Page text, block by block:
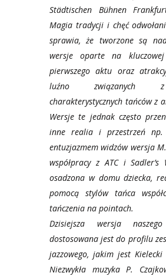
Städtischen Bühnen
Magia tradycji i chęć
sprawia, że tworzone są
wersje oparte na
pierwszego aktu oraz
luźno związanych
charakterystycznych tańców z
Wersje te jednak często
inne realia i przestrzeń
entuzjazmem widzów wersja
współpracy z ATC i Sadler’s
osadzona w domu dziecka,
pomocą stylów tańca
tańczenia na pointach.
Dzisiejsza wersja
dostosowana jest do profilu
jazzowego, jakim jest Kielecki
Niezwykła muzyka P.